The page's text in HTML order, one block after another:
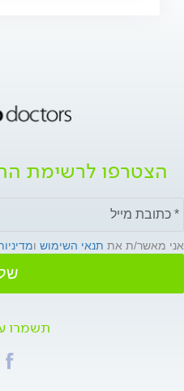
הצטרפו לרשימת
אני מאשר/ת את תנאי השימוש ו
תשמרו